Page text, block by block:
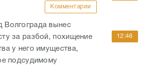
Комментарии
Волгограда вынес
за разбой, похищение
у него имущества,
подсудимому
12:46